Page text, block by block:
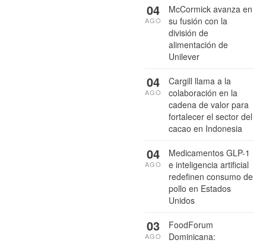
McCormick avanza en
su fusión con la
división de
alimentación de
Unilever
04
AGO
Cargill llama a la
colaboración en la
cadena de valor para
fortalecer el sector del
cacao en Indonesia
04
AGO
Medicamentos GLP-1
e inteligencia artificial
redefinen consumo de
pollo en Estados
Unidos
04
AGO
FoodForum
Dominicana:
03
AGO